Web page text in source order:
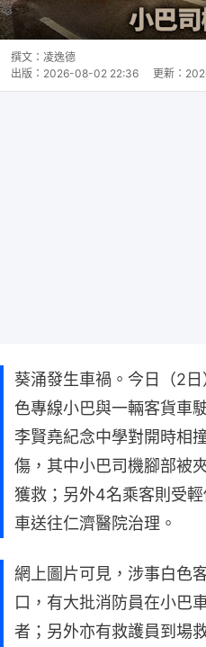
撰文： 凌逸德
出版： 2026-08-02 22:36 更新：
葵涌發生車禍。今日（2
色專線小巴與一輛客貨車
李賢堯紀念中學對開時相
傷，其中小巴司機腳部被
獲救；另外4名乘客則受
車送往仁濟醫院治理。
網上圖片可見，涉事白色
口，有大批消防員在小巴
者；另外亦有救護員到場